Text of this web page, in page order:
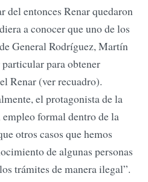
del entonces Renar quedaron
a conocer que uno de los
General Rodríguez, Martín
para obtener
Renar (ver recuadro).
el protagonista de la
formal dentro de la
otros casos que hemos
de algunas personas
trámites de manera ilegal”.